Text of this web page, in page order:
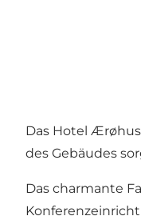
Das Hotel
des Gebäudes
Das charmante